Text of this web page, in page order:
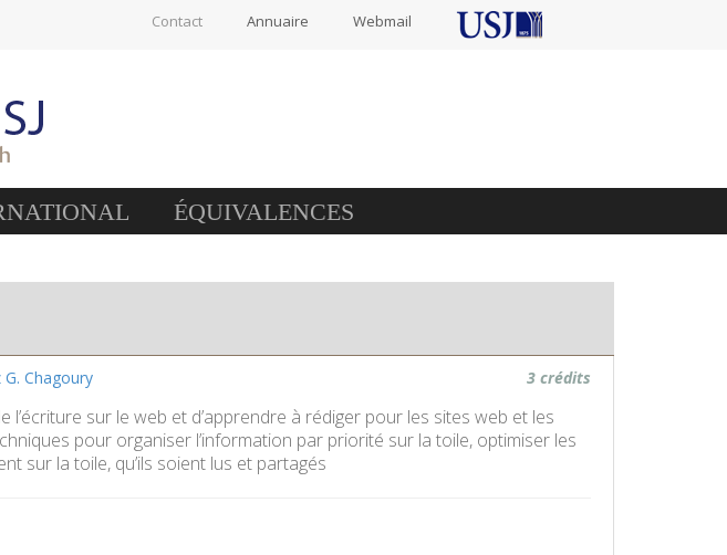
Contact Annuaire Webmail
ÉQUIVALENCES
Chagoury 3 crédits
l’écriture sur le web et d’apprendre à rédiger pour les sites web et les
pour organiser l’information par priorité sur la toile, optimiser les
sur la toile, qu’ils soient lus et partagés